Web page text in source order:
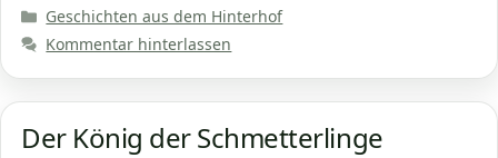
Kategorien
Geschichten aus dem Hinterhof
Kommentar hinterlassen
Der König der Schmetterlinge